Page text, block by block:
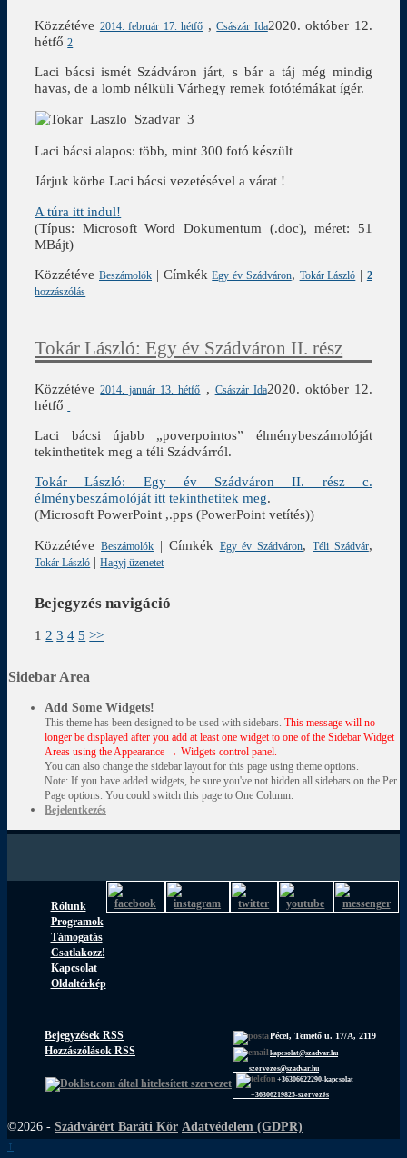
Közzétéve 2014. február 17. hétfő ,Császár Ida2020. október 12.
hétfő 2
Laci bácsi ismét Szádváron járt, s bár a táj még mindig
havas, de a lomb nélküli Várhegy remek fotótémákat ígér.
Laci bácsi alapos: több, mint 300 fotó készült
Járjuk körbe Laci bácsi vezetésével a várat !
A túra itt indul!
(Típus: Microsoft Word Dokumentum (.doc), méret: 51
MBájt)
Közzétéve Beszámolók | Címkék Egy év Szádváron, Tokár László | 2
hozzászólás
Tokár László: Egy év Szádváron II. rész
Közzétéve2014. január 13. hétfő , Császár Ida2020. október 12.
hétfő
Laci bácsi újabb „poverpointos” élménybeszámolóját
tekinthetitek meg a téli Szádvárról.
Tokár László: Egy év Szádváron II. rész c.
élménybeszámolóját itt tekinthetitek meg.
(Microsoft PowerPoint ,.pps (PowerPoint vetítés))
Közzétéve
Beszámolók | Címkék Egy év Szádváron, Téli Szádvár,
Tokár László |Hagyj üzenetet
Bejegyzés navigáció
1 2 3 4 5 >>
Sidebar Area
Add Some Widgets!
This theme has been designed to be used with sidebars. This message will no
longer be displayed after you add at least one widget to one of the Sidebar Widget
Areas using the Appearance → Widgets control panel.
You can also change the sidebar layout for this page using theme options.
Note: If you have added widgets, be sure you've not hidden all sidebars on the Per
Page options. You could switch this page to One Column.
Bejelentkezés
Rólunk
Programok
Támogatás
Csatlakozz!
Kapcsolat
Oldaltérkép
Bejegyzések RSS
Hozzászólások RSS
Pécel, Temető u. 17/A, 2119
kapcsolat@szadvar.hu
szervezes@szadvar.hu
+36306622290-kapcsolat
+36306219825-szervezés
©2026 - Szádvárért Baráti Kör Adatvédelem (GDPR)
↑